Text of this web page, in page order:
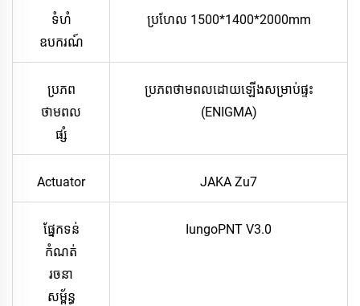
ទំហំ
ឧបករណ៍
ប្រហែល 1500*1400*2000mm
ប្រភព
ថាមពល
ផ្សំ
ប្រភពថាមពលដោយឡើងសម្រាប់ផ្ទះ
(ENIGMA)
Actuator JAKA Zu7
ផ្នែកទន់
កំណត់
រចនា
សម្ព័ន្ធ
IungoPNT V3.0